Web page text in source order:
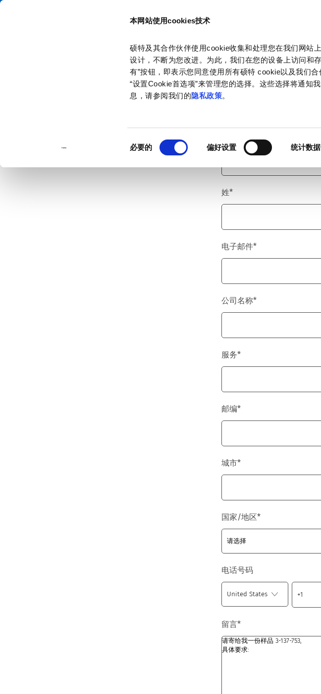
本网站使用cookies技术
硕特及其合作伙伴使用cookie收集和处理您在我们网站
设计，不断为您改进。为此，我们在您的设备上访问和
有”按钮，即表示您同意使用所有硕特 cookie以及我们
“设置Cookie首选项”来管理您的选择。这些选择将通知
息，请参阅我们的隐私政策。
意
必要的 偏好设置 统计数据
目录
称谓*
姓*
电子邮件*
公司名称*
服务*
邮编*
城市*
国家/地区*
电话号码
留言*